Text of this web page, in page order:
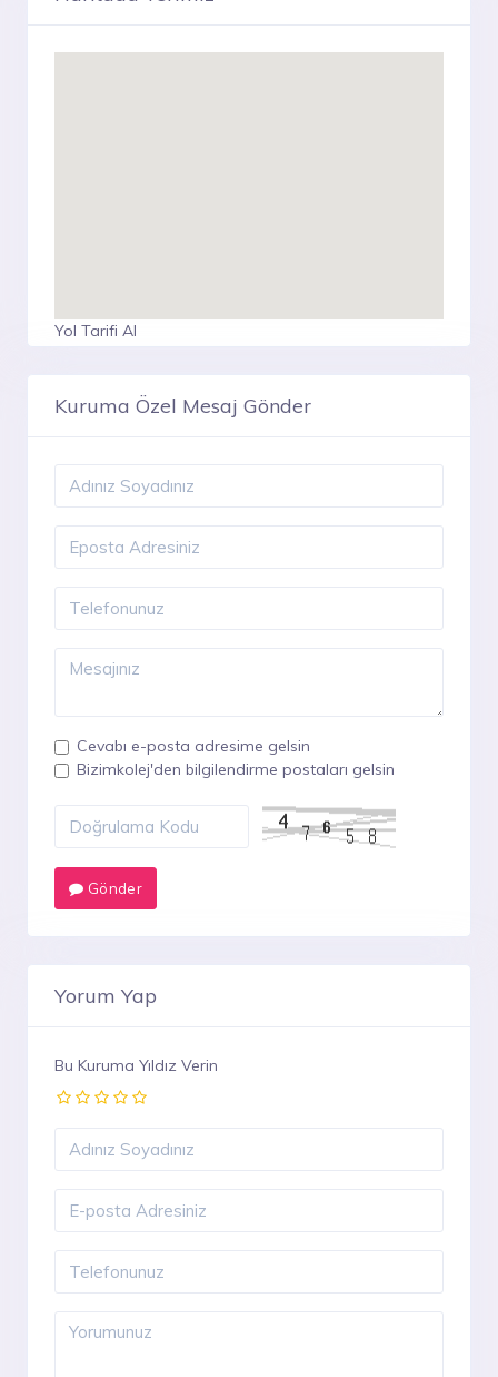
Yol Tarifi Al
Kuruma Özel Mesaj Gönder
Cevabı e-posta adresime gelsin
Bizimkolej'den bilgilendirme postaları gelsin
Gönder
Yorum Yap
Bu Kuruma Yıldız Verin